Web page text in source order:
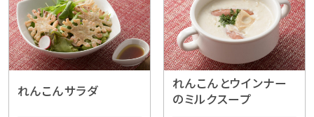
れんこんサラダ
れんこんとウインナー
のミルクスープ